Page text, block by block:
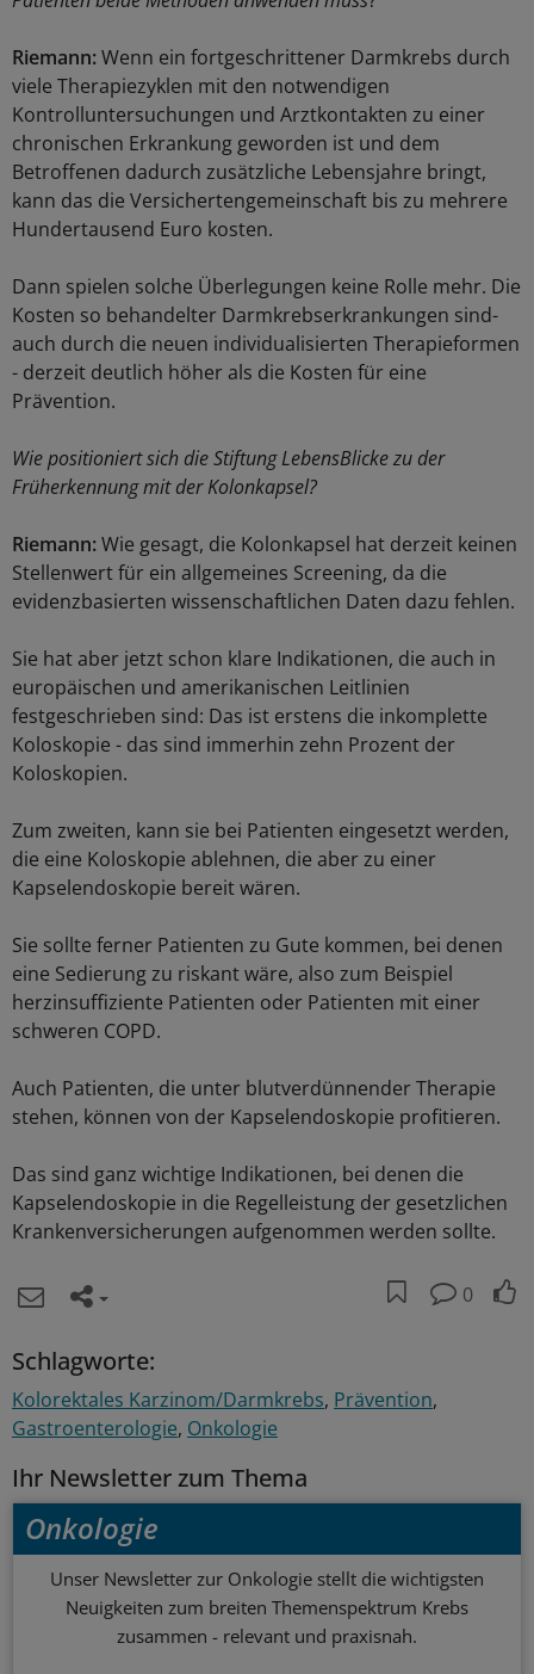
Riemann:Wenn ein fortgeschrittener Darmkrebs durch
viele Therapiezyklen mit den notwendigen
Kontrolluntersuchungen und Arztkontakten zu einer
chronischen Erkrankung geworden ist und dem
Betroffenen dadurch zusätzliche Lebensjahre bringt,
kann das die Versichertengemeinschaft bis zu mehrere
Hundertausend Euro kosten.
Dann spielen solche Überlegungen keine Rolle mehr. Die
Kosten so behandelter Darmkrebserkrankungen sind-
auch durch die neuen individualisierten Therapieformen
- derzeit deutlich höher als die Kosten für eine
Prävention.
Wie positioniert sich die Stiftung LebensBlicke zu der
Früherkennung mit der Kolonkapsel?
Riemann:Wie gesagt, die Kolonkapsel hat derzeit keinen
Stellenwert für ein allgemeines Screening, da die
evidenzbasierten wissenschaftlichen Daten dazu fehlen.
Sie hat aber jetzt schon klare Indikationen, die auch in
europäischen und amerikanischen Leitlinien
festgeschrieben sind: Das ist erstens die inkomplette
Koloskopie - das sind immerhin zehn Prozent der
Koloskopien.
Zum zweiten, kann sie bei Patienten eingesetzt werden,
die eine Koloskopie ablehnen, die aber zu einer
Kapselendoskopie bereit wären.
Sie sollte ferner Patienten zu Gute kommen, bei denen
eine Sedierung zu riskant wäre, also zum Beispiel
herzinsuffiziente Patienten oder Patienten mit einer
schweren COPD.
Auch Patienten, die unter blutverdünnender Therapie
stehen, können von der Kapselendoskopie profitieren.
Das sind ganz wichtige Indikationen, bei denen die
Kapselendoskopie in die Regelleistung der gesetzlichen
Krankenversicherungen aufgenommen werden sollte.
0
Schlagworte:
Kolorektales Karzinom/Darmkrebs Prävention
Gastroenterologie Onkologie
Ihr Newsletter zum Thema
Onkologie
Unser Newsletter zur Onkologie stellt die wichtigsten
Neuigkeiten zum breiten Themenspektrum Krebs
zusammen - relevant und praxisnah.